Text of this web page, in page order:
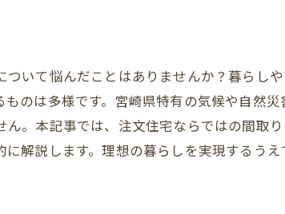
いて悩んだことはありませんか？暮らし
のは多様です。宮崎県特有の気候や自然
。本記事では、注文住宅ならではの間取
解説します。理想の暮らしを実現するう